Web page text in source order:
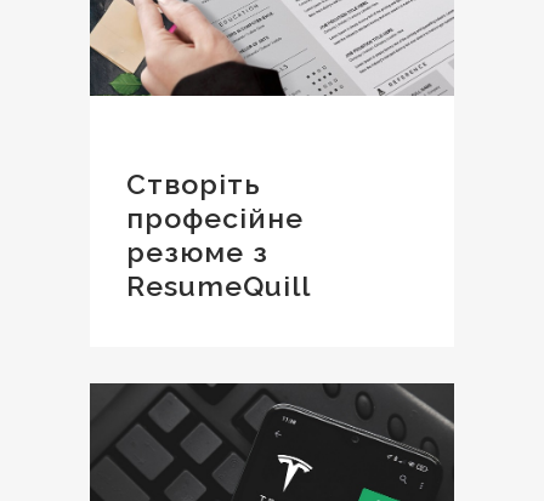
Створіть
професійне
резюме з
ResumeQuill